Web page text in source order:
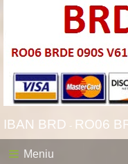
IBAN BRD - RO06
Meniu